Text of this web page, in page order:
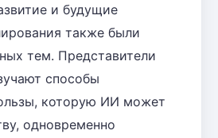
и будущие
также были
тем. Представители
способы
которую ИИ может
одновременно